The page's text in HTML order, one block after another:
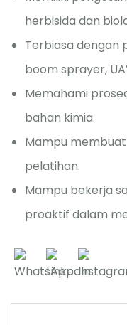
herbisida dan
Terbiasa dengan
boom sprayer,
Memahami
bahan kimia.
Mampu
pelatihan.
Mampu bekerja
proaktif dalam